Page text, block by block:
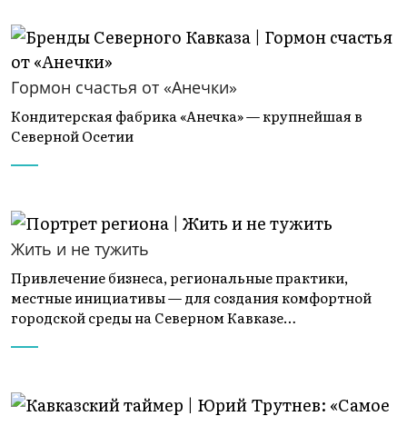
Гормон счастья от «Анечки»
Кондитерская фабрика «Анечка» — крупнейшая в
Северной Осетии
Жить и не тужить
Привлечение бизнеса, региональные практики,
местные инициативы — для создания комфортной
городской среды на Северном Кавказе…